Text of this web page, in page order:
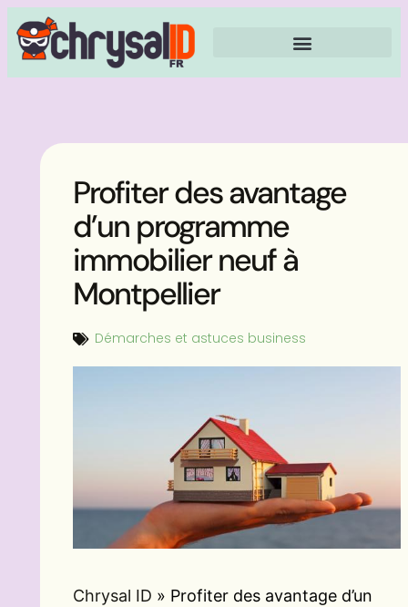
Profiter des avantage
d’un programme
immobilier neuf à
Montpellier
Démarches et astuces business
Chrysal ID » Profiter des avantage d’un